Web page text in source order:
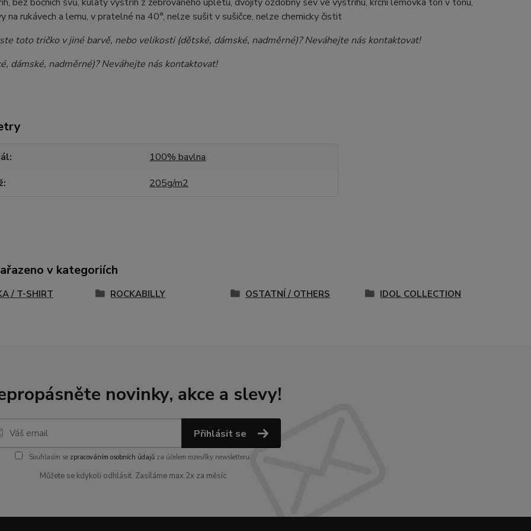
na rukávech a lemu, v pratelné na 40°, nelze sušit v sušičce, nelze chemicky čistit
toto tričko v jiné barvě, nebo velikosti (dětské, dámské, nadměrné)? Neváhejte nás kontaktovat!
dámské, nadměrné)? Neváhejte nás kontaktovat!
100% bavlna
205g/m2
v kategoriích
/ T-SHIRT ROCKABILLY OSTATNÍ / OTHERS IDOL COLLECTION
novinky, akce a slevy!
Přihlásit se
Souhlasím se zpracováním osobních údajůza účelem rozesílky newsletteru.
Můžete se kdykoli odhlásit. Zasíláme max.2x za měsíc